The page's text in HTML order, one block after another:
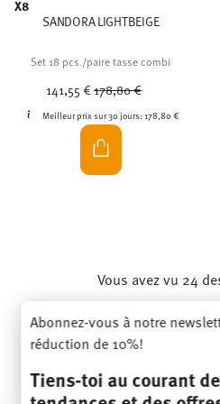
X8
SANDORA LIGHTBEIGE
Set 18 pcs./paire tasse combi
141,55 €Price reduced from
178,80 €
Meilleur prix sur 30 jours: 178,80 €
Vous avez vu 24
Abonnez-vous à notre
réduction de 10%!
Tiens-toi au courant